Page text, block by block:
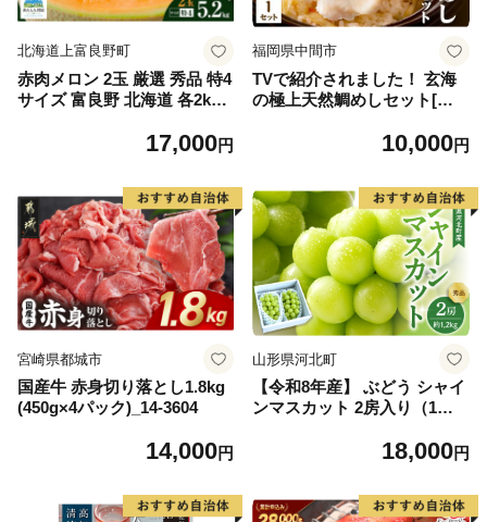
北海道上富良野町
赤肉メロン 2玉 厳選 秀品 特4
サイズ 富良野 北海道 各2kg
富良野 メロン めろん 果物 く
17,000円
福岡県中間市
TVで紹介されました！ 玄海
の極上天然鯛めしセット[鯛
だし]【010-0001】10,000円
宮崎県都城市
国産牛 赤身切り落とし1.8kg
(450g×4パック)_14-3604
14,000円
山形県河北町
【令和8年産】 ぶどう シャイ
ンマスカット 2房入り（1房6
産【山形eLab】 ka074-023-r
18,000円